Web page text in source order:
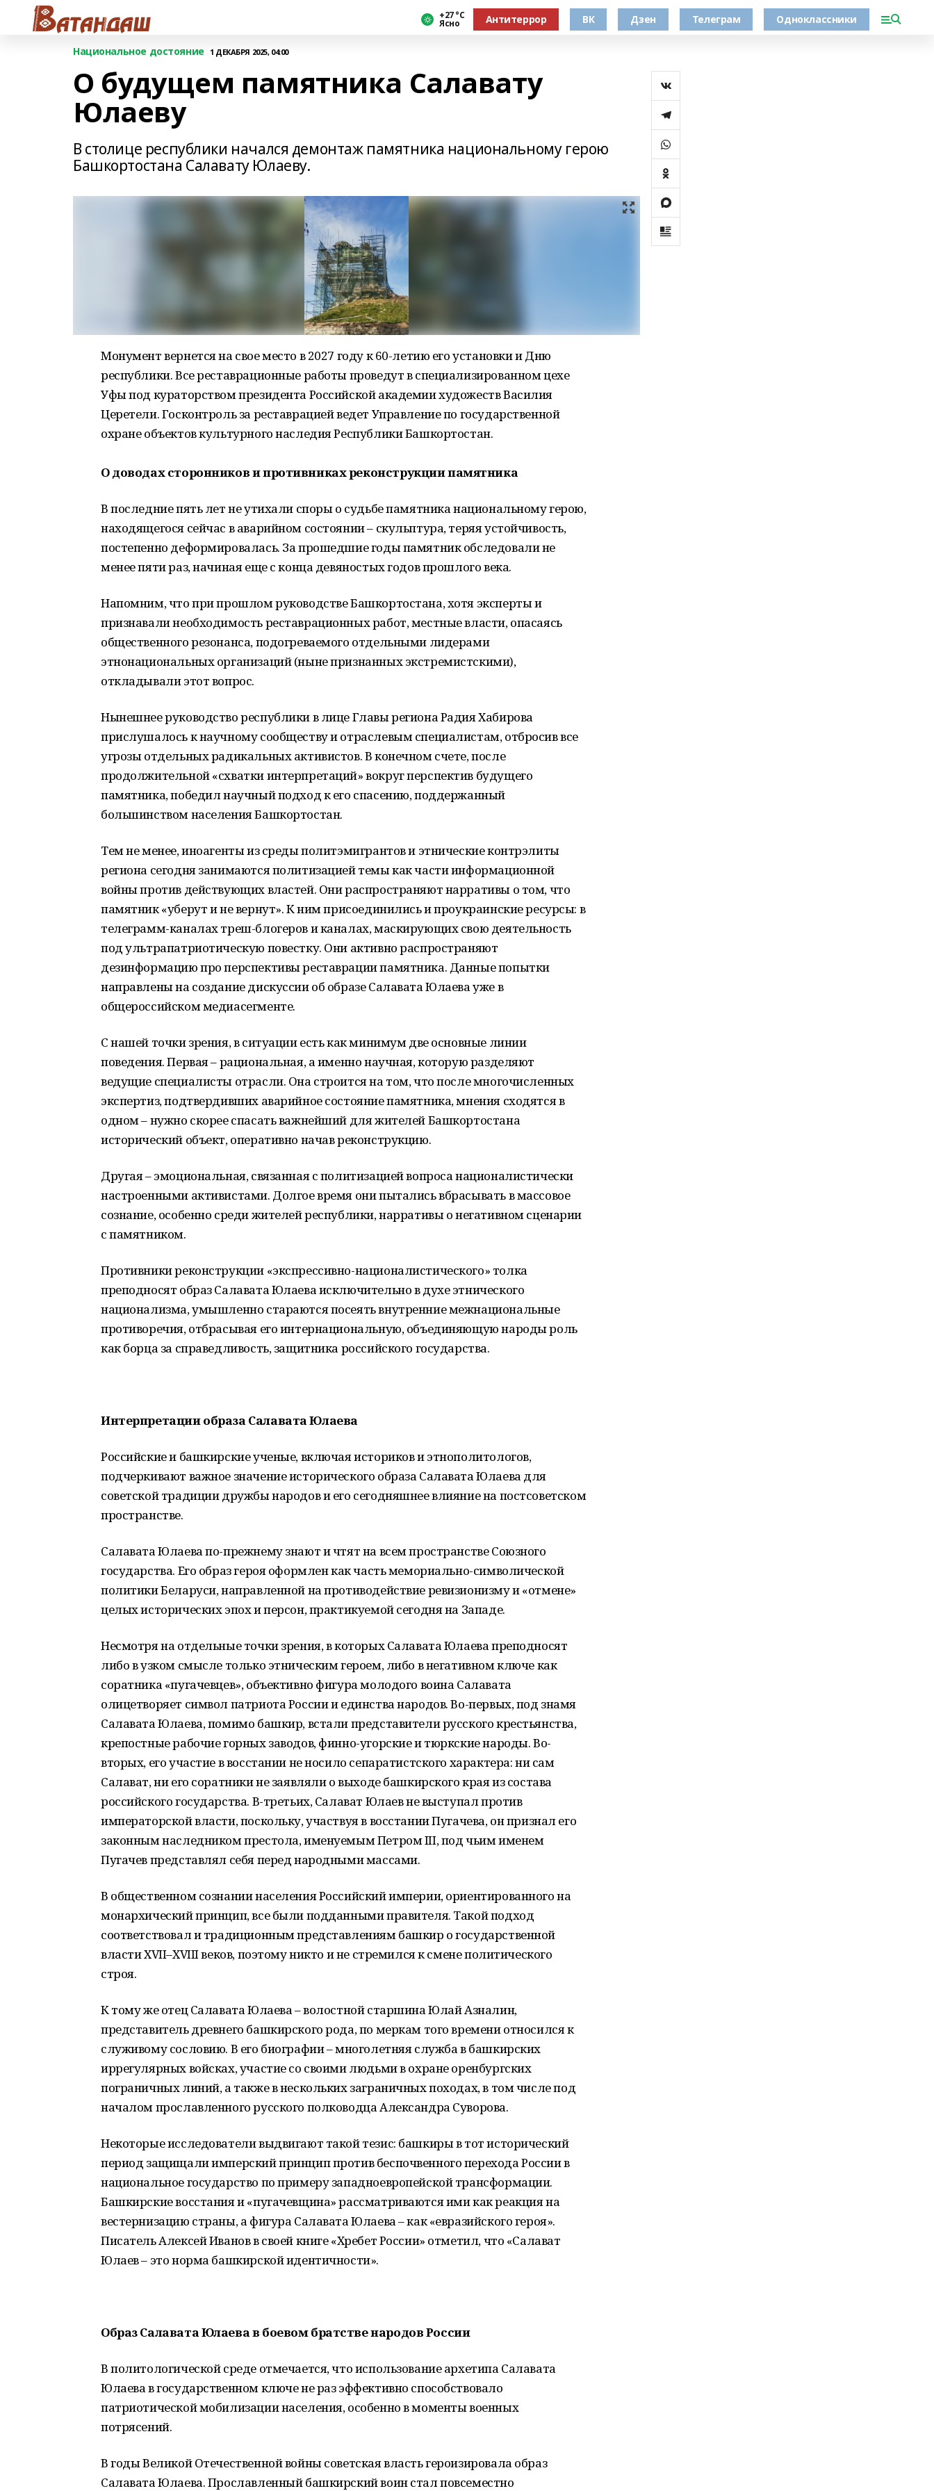
+27 °С
Ясно Антитеррор ВК Дзен Телеграм Одноклассники
Национальное достояние 1 ДЕКАБРЯ 2025, 04:00
О будущем памятника Салавату
Юлаеву
В столице республики начался демонтаж памятника национальному герою
Башкортостана Салавату Юлаеву.
Монумент вернется на свое место в 2027 году к 60-летию его установки и Дню
республики. Все реставрационные работы проведут в специализированном цехе
Уфы под кураторством президента Российской академии художеств Василия
Церетели. Госконтроль за реставрацией ведет Управление по государственной
охране объектов культурного наследия Республики Башкортостан.
О доводах сторонников и противниках реконструкции памятника
В последние пять лет не утихали споры о судьбе памятника национальному герою,
находящегося сейчас в аварийном состоянии – скульптура, теряя устойчивость,
постепенно деформировалась. За прошедшие годы памятник обследовали не
менее пяти раз, начиная еще с конца девяностых годов прошлого века.
Напомним, что при прошлом руководстве Башкортостана, хотя эксперты и
признавали необходимость реставрационных работ, местные власти, опасаясь
общественного резонанса, подогреваемого отдельными лидерами
этнонациональных организаций (ныне признанных экстремистскими),
откладывали этот вопрос.
Нынешнее руководство республики в лице Главы региона Радия Хабирова
прислушалось к научному сообществу и отраслевым специалистам, отбросив все
угрозы отдельных радикальных активистов. В конечном счете, после
продолжительной «схватки интерпретаций» вокруг перспектив будущего
памятника, победил научный подход к его спасению, поддержанный
большинством населения Башкортостан.
Тем не менее, иноагенты из среды политэмигрантов и этнические контрэлиты
региона сегодня занимаются политизацией темы как части информационной
войны против действующих властей. Они распространяют нарративы о том, что
памятник «уберут и не вернут». К ним присоединились и проукраинские ресурсы: в
телеграмм-каналах треш-блогеров и каналах, маскирующих свою деятельность
под ультрапатриотическую повестку. Они активно распространяют
дезинформацию про перспективы реставрации памятника. Данные попытки
направлены на создание дискуссии об образе Салавата Юлаева уже в
общероссийском медиасегменте.
С нашей точки зрения, в ситуации есть как минимум две основные линии
поведения. Первая – рациональная, а именно научная, которую разделяют
ведущие специалисты отрасли. Она строится на том, что после многочисленных
экспертиз, подтвердивших аварийное состояние памятника, мнения сходятся в
одном – нужно скорее спасать важнейший для жителей Башкортостана
исторический объект, оперативно начав реконструкцию.
Другая – эмоциональная, связанная с политизацией вопроса националистически
настроенными активистами. Долгое время они пытались вбрасывать в массовое
сознание, особенно среди жителей республики, нарративы о негативном сценарии
с памятником.
Противники реконструкции «экспрессивно-националистического» толка
преподносят образ Салавата Юлаева исключительно в духе этнического
национализма, умышленно стараются посеять внутренние межнациональные
противоречия, отбрасывая его интернациональную, объединяющую народы роль
как борца за справедливость, защитника российского государства.
Интерпретации образа Салавата Юлаева
Российские и башкирские ученые, включая историков и этнополитологов,
подчеркивают важное значение исторического образа Салавата Юлаева для
советской традиции дружбы народов и его сегодняшнее влияние на постсоветском
пространстве.
Салавата Юлаева по-прежнему знают и чтят на всем пространстве Союзного
государства. Его образ героя оформлен как часть мемориально-символической
политики Беларуси, направленной на противодействие ревизионизму и «отмене»
целых исторических эпох и персон, практикуемой сегодня на Западе.
Несмотря на отдельные точки зрения, в которых Салавата Юлаева преподносят
либо в узком смысле только этническим героем, либо в негативном ключе как
соратника «пугачевцев», объективно фигура молодого воина Салавата
олицетворяет символ патриота России и единства народов. Во-первых, под знамя
Салавата Юлаева, помимо башкир, встали представители русского крестьянства,
крепостные рабочие горных заводов, финно-угорские и тюркские народы. Во-
вторых, его участие в восстании не носило сепаратистского характера: ни сам
Салават, ни его соратники не заявляли о выходе башкирского края из состава
российского государства. В-третьих, Салават Юлаев не выступал против
императорской власти, поскольку, участвуя в восстании Пугачева, он признал его
законным наследником престола, именуемым Петром III, под чьим именем
Пугачев представлял себя перед народными массами.
В общественном сознании населения Российский империи, ориентированного на
монархический принцип, все были подданными правителя. Такой подход
соответствовал и традиционным представлениям башкир о государственной
власти XVII–XVIII веков, поэтому никто и не стремился к смене политического
строя.
К тому же отец Салавата Юлаева – волостной старшина Юлай Азналин,
представитель древнего башкирского рода, по меркам того времени относился к
служивому сословию. В его биографии – многолетняя служба в башкирских
иррегулярных войсках, участие со своими людьми в охране оренбургских
пограничных линий, а также в нескольких заграничных походах, в том числе под
началом прославленного русского полководца Александра Суворова.
Некоторые исследователи выдвигают такой тезис: башкиры в тот исторический
период защищали имперский принцип против беспочвенного перехода России в
национальное государство по примеру западноевропейской трансформации.
Башкирские восстания и «пугачевщина» рассматриваются ими как реакция на
вестернизацию страны, а фигура Салавата Юлаева – как «евразийского героя».
Писатель Алексей Иванов в своей книге «Хребет России» отметил, что «Салават
Юлаев – это норма башкирской идентичности».
Образ Салавата Юлаева в боевом братстве народов России
В политологической среде отмечается, что использование архетипа Салавата
Юлаева в государственном ключе не раз эффективно способствовало
патриотической мобилизации населения, особенно в моменты военных
потрясений.
В годы Великой Отечественной войны советская власть героизировала образ
Салавата Юлаева. Прославленный башкирский воин стал повсеместно